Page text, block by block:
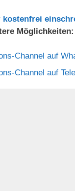
kostenfrei
Möglichkeiten:
Channel auf
Channel auf